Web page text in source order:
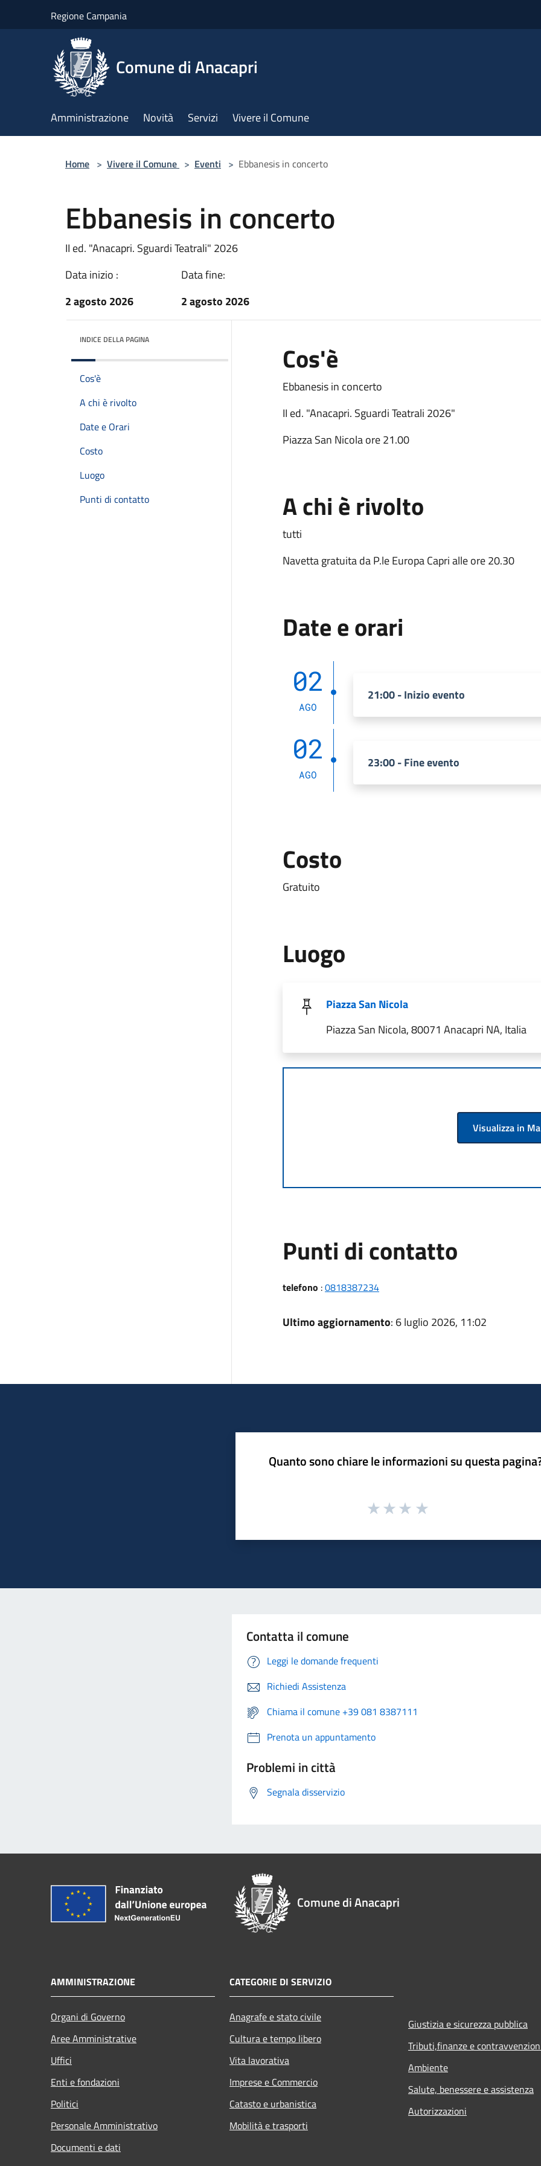
Regione Campania
Comune di Anacapri
Amministrazione Novità Servizi Vivere il Comune
Home > Vivere il Comune > Eventi > Ebbanesis in concerto
Ebbanesis in concerto
II ed. "Anacapri. Sguardi Teatrali" 2026
Data inizio :
2 agosto 2026
Data fine:
2 agosto 2026
INDICE DELLA PAGINA
Cos'è
A chi è rivolto
Date e Orari
Costo
Luogo
Punti di contatto
Cos'è
Ebbanesis in concerto
II ed. "Anacapri. Sguardi Teatrali 2026"
Piazza San Nicola ore 21.00
A chi è rivolto
tutti
Navetta gratuita da P.le Europa Capri alle ore 20.30
Date e orari
02
AGO
21:00 - Inizio evento
02
AGO
23:00 - Fine evento
Costo
Gratuito
Luogo
Piazza San Nicola
Piazza San Nicola, 80071 Anacapri NA, Italia
Visualizza in
Punti di contatto
telefono :0818387234
Ultimo aggiornamento: 6 luglio 2026, 11:02
Quanto sono chiare le informazioni su questa
Contatta il comune
Leggi le domande frequenti
Richiedi Assistenza
Chiama il comune +39 081 8387111
Prenota un appuntamento
Problemi in città
Segnala disservizio
Comune di Anacapri
AMMINISTRAZIONE
Organi di Governo
Aree Amministrative
Uffici
Enti e fondazioni
Politici
Personale Amministrativo
Documenti e dati
CATEGORIE DI SERVIZIO
Anagrafe e stato civile
Cultura e tempo libero
Vita lavorativa
Imprese e Commercio
Catasto e urbanistica
Mobilità e trasporti
Giustizia e sicurezza pubblica
Tributi,finanze e
Ambiente
Salute, benessere e assistenza
Autorizzazioni